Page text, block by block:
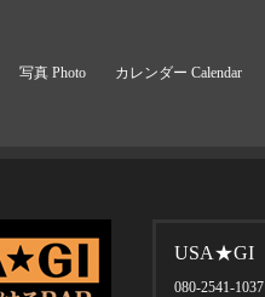
写真 Photo カレンダー Calendar
USA★GI
080-2541-1037